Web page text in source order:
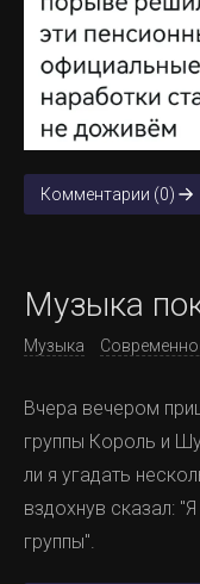
Комментарии (0)
Музыка
Музыка
Вчера вечером
группы Король и
ли я угадать
вздохнув сказал:
группы".